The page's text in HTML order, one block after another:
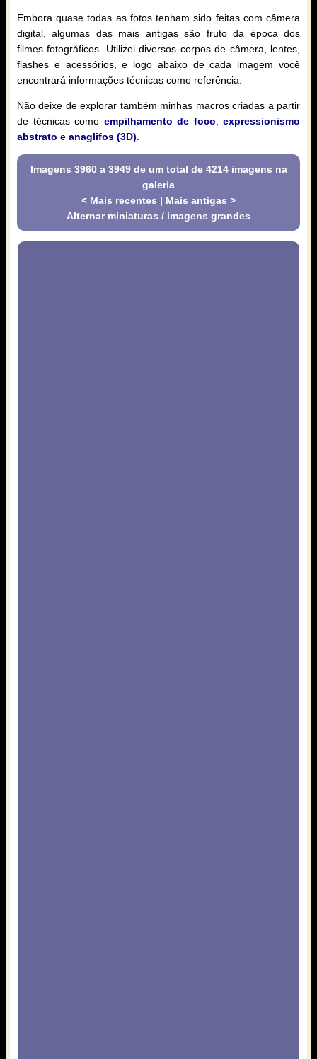
Embora quase todas as fotos tenham sido feitas com câmera
digital, algumas das mais antigas são fruto da época dos
filmes fotográficos. Utilizei diversos corpos de câmera, lentes,
flashes e acessórios, e logo abaixo de cada imagem você
encontrará informações técnicas como referência.
Não deixe de explorar também minhas macros criadas a partir
de técnicas como empilhamento de foco
expressionismo
abstrato e anaglifos (3D)
Imagens 3960 a 3949 de um total de 4214 imagens na
galeria
< Mais recentes | Mais antigas >
Alternar miniaturas / imagens grandes